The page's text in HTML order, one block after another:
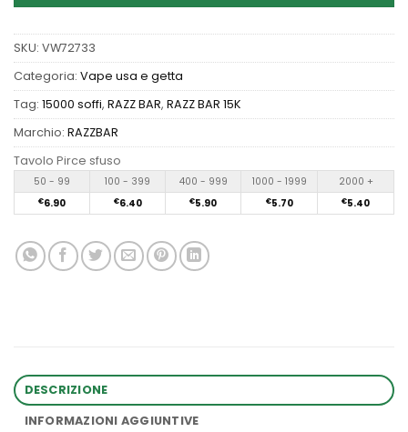
SKU: VW72733
Categoria: Vape usa e getta
Tag: 15000 soffi, RAZZ BAR, RAZZ BAR 15K
Marchio: RAZZBAR
Tavolo Pirce sfuso
50 - 99 100 - 399 400 - 999 1000 - 1999 2000 +
€6.90 €6.40 €5.90 €5.70 €5.40
DESCRIZIONE
INFORMAZIONI AGGIUNTIVE